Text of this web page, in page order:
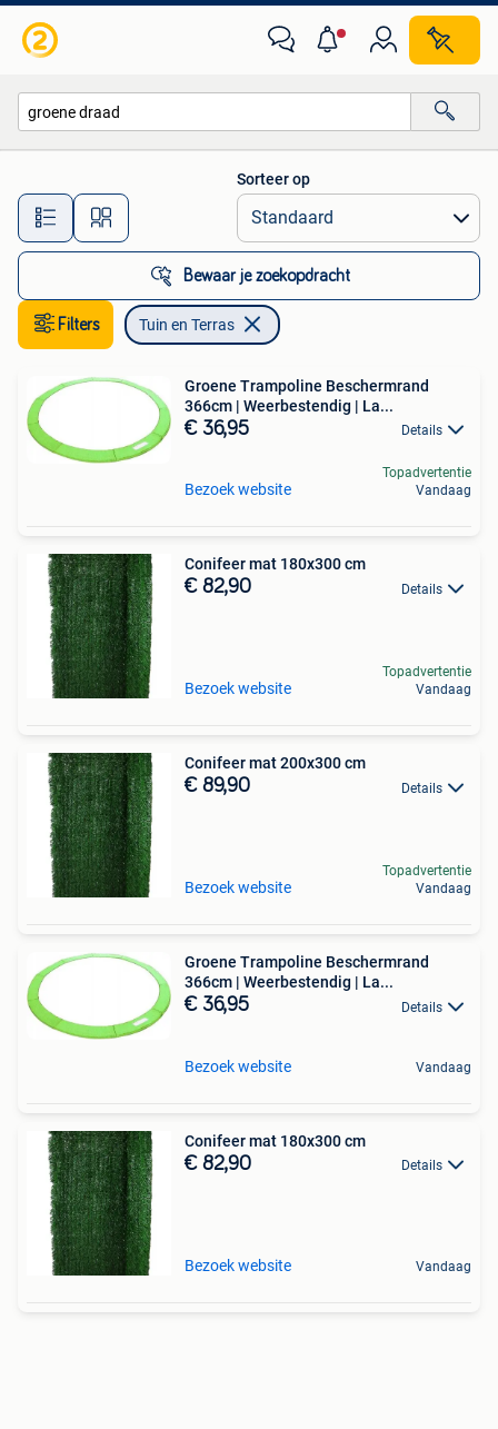
Alle afstanden…
Sorteer op
Bewaar je zoekopdracht
Filters Tuin en Terras
Groene Trampoline Beschermrand
366cm | Weerbestendig | La...
€ 36,95 Details
Bezoek website
Topadvertentie
Vandaag
Conifeer mat 180x300 cm
€ 82,90 Details
Bezoek website
Topadvertentie
Vandaag
Conifeer mat 200x300 cm
€ 89,90 Details
Bezoek website
Topadvertentie
Vandaag
Groene Trampoline Beschermrand
366cm | Weerbestendig | La...
€ 36,95 Details
Bezoek website Vandaag
Conifeer mat 180x300 cm
€ 82,90 Details
Bezoek website Vandaag